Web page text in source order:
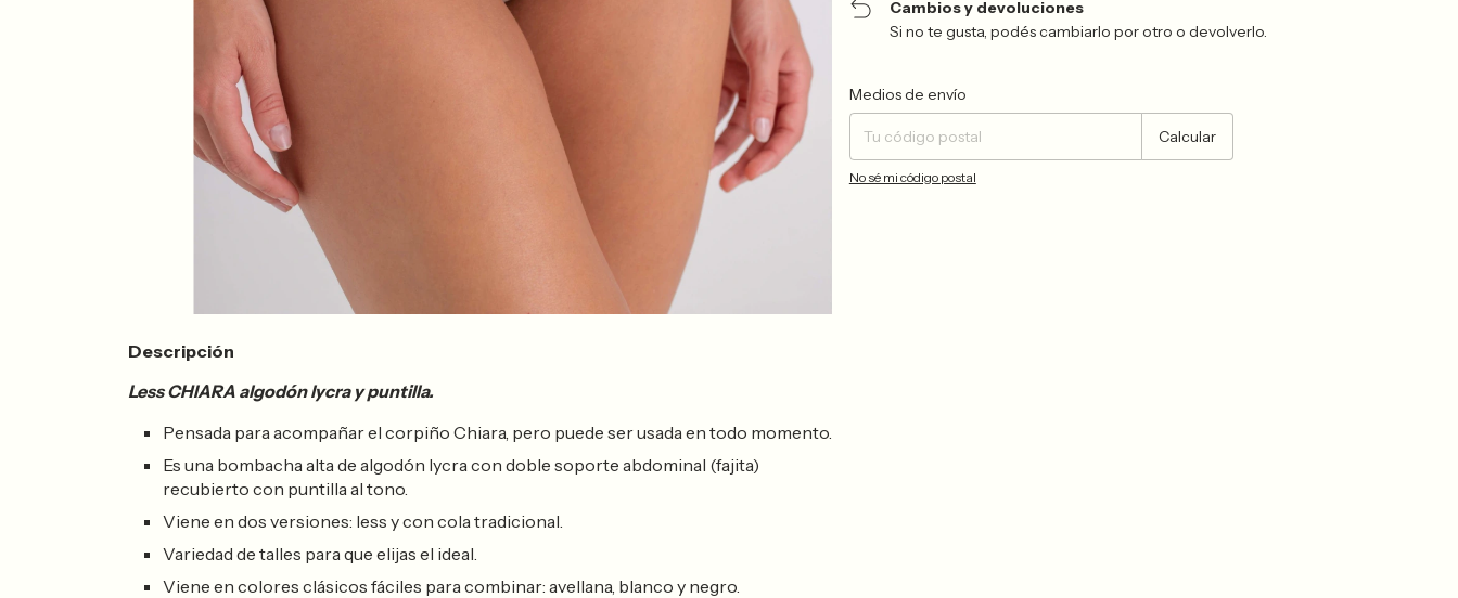
Cambios y devoluciones
Si no te gusta, podés cambiarlo por otro o devolverlo.
Entregas para el CP:
Medios de envío
Calcular
No sé mi código postal
Descripción
Less CHIARA algodón lycra y puntilla.
Pensada para acompañar el corpiño Chiara, pero puede ser usada en todo momento.
Es una bombacha alta de algodón lycra con doble soporte abdominal (fajita)
recubierto con puntilla al tono.
Viene en dos versiones: less y con cola tradicional.
Variedad de talles para que elijas el ideal.
Viene en colores clásicos fáciles para combinar: avellana, blanco y negro.